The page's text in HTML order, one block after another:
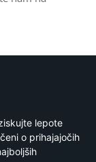
lepote
o prihajajočih